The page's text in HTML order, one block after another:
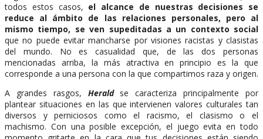
todos estos casos, el alcance de nuestras decisiones se
reduce al ámbito de las relaciones personales, pero al
mismo tiempo, se ven supeditadas a un contexto social
que no puede evitar mancharse por visiones racistas y clasistas
del mundo. No es casualidad que, de las dos personas
mencionadas arriba, la más atractiva en principio es la que
corresponde a una persona con la que compartimos raza y origen.
A grandes rasgos, Heraldse caracteriza principalmente por
plantear situaciones en las que intervienen valores culturales tan
diversos y perniciosos como el racismo, el clasismo o el
machismo. Con una posible excepción, el juego evita en todo